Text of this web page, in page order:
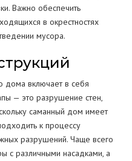
Важно обеспечить
в окрестностях
мусора.
дома включает в себя
— это разрушение стен,
саманный дом имеет
к процессу
разрушений. Чаще всего
с различными насадками, а